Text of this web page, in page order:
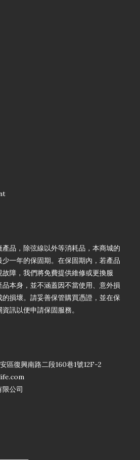
品，除弦線以外等消耗品，本商城的
一年的保固期。在保固期內，若產品
障，我們將免費提供維修或更換服
本身，並不涵蓋因不當使用、意外損
損壞。請妥善保管購買憑證，並在保
訊以便申請保固服務。
區復興南路二段160巷1號12F-2
公司